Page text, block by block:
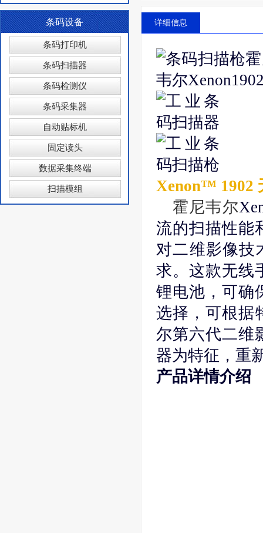
条码设备
条码打印机
条码扫描器
条码检测仪
条码采集器
自动贴标机
固定读头
数据采集终端
扫描模组
详细信息
Xenon™ 1902
霍尼韦尔
流的扫描性能
对二维影像技
求。这款无线
锂电池，可确
选择，可根据
尔第六代二维
器为特征，重
产品详情介绍